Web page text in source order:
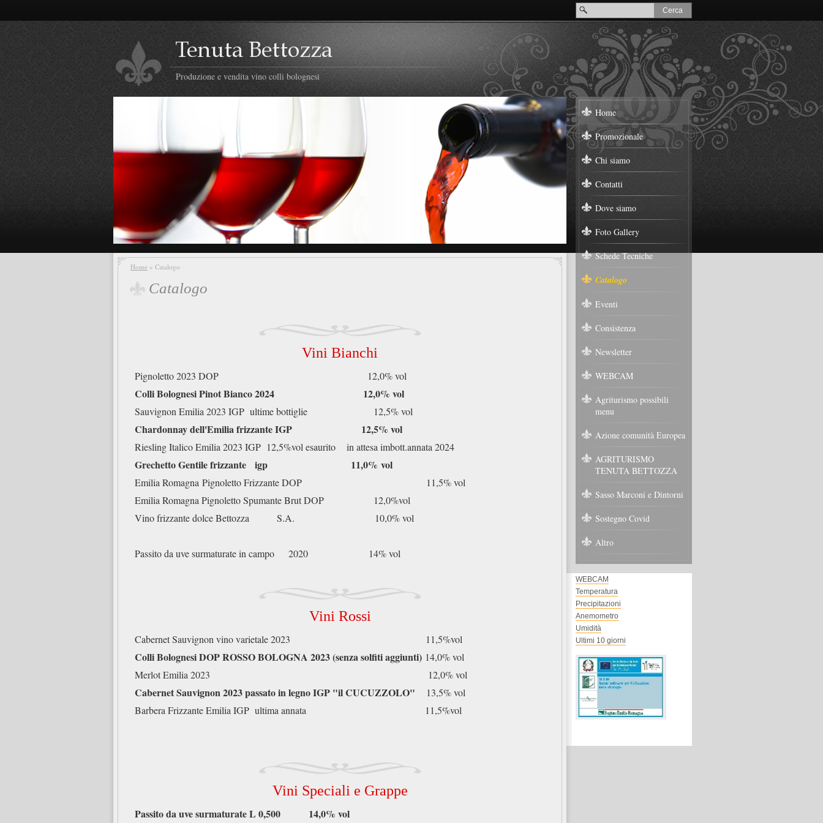
Produzione e vendita vino colli bolognesi
Home » Catalogo
Catalogo
Vini Bianchi
Pignoletto 2023 DOP 12,0% vol
Colli Bolognesi Pinot Bianco 2024 12,0% vol
Sauvignon Emilia 2023 IGP ultime bottiglie 12,5% vol
Chardonnay dell'Emilia frizzante IGP 12,5% vol
Riesling Italico Emilia 2023 IGP 12,5%vol esaurito in attesa imbott.annata 2024
Grechetto Gentile frizzante igp 11,0% vol
Emilia Romagna Pignoletto Frizzante DOP 11,5% vol
Emilia Romagna Pignoletto Spumante Brut DOP 12,0%vol
Vino frizzante dolce Bettozza S.A. 10,0% vol
Passito da uve surmaturate in campo 2020 14% vol
Vini Rossi
Cabernet Sauvignon vino varietale 2023 11,5%vol
Colli Bolognesi DOP ROSSO BOLOGNA 2023 (senza solfiti aggiunti) 14,0% vol
Merlot Emilia 2023 12,0% vol
Cabernet Sauvignon 2023 passato in legno IGP "il CUCUZZOLO" 13,5% vol
Barbera Frizzante Emilia IGP ultima annata 11,5%vol
Vini Speciali e Grappe
Passito da uve surmaturate L 0,500 14,0% vol
Home
Promozionale
Chi siamo
Contatti
Dove siamo
Foto Gallery
Schede Tecniche
Catalogo
Eventi
Consistenza
Newsletter
WEBCAM
Agriturismo possibili
menu
Azione comunità Europea
AGRITURISMO
TENUTA BETTOZZA
Sasso Marconi e Dintorni
Sostegno Covid
Altro
WEBCAM
Temperatura
Precipitazioni
Anemometro
Umidità
Ultimi 10 giorni